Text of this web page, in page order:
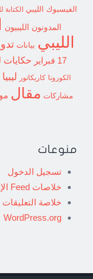
الفيسبوك الليبي الكتابة
المدونون الليبيون
الليبي بيانات
17 فبراير
حكايات
الكورونا كاريكاتور ليبيا
مشاركات مقال
منوعات
تسجيل الدخول
خلاصات Feed الإدخالات
خلاصة التعليقات
WordPress.org